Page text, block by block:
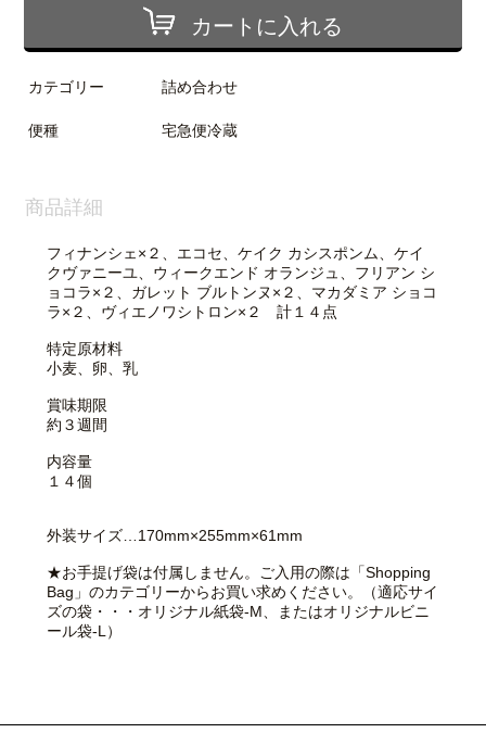
カートに入れる
カテゴリー 詰め合わせ
便種 宅急便冷蔵
商品詳細
フィナンシェ×２、エコセ、ケイク カシスポンム、ケイ
クヴァニーユ、ウィークエンド オランジュ、フリアン シ
ョコラ×２、ガレット ブルトンヌ×２、マカダミア ショコ
ラ×２、ヴィエノワシトロン×２ 計１４点
特定原材料
小麦、卵、乳
賞味期限
約３週間
内容量
１４個
外装サイズ…170mm×255mm×61mm
★お手提げ袋は付属しません。ご入用の際は「Shopping
Bag」のカテゴリーからお買い求めください。（適応サイ
ズの袋・・・オリジナル紙袋-M、またはオリジナルビニ
ール袋-L）